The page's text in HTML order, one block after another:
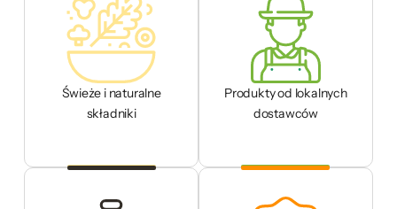
Świeże i naturalne
składniki
Produkty od lokalnych
dostawców